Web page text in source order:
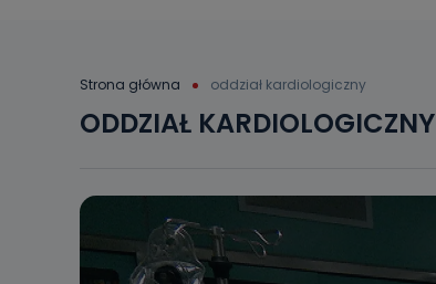
Strona główna oddział kardiologiczny
ODDZIAŁ KARDIOLOGICZNY